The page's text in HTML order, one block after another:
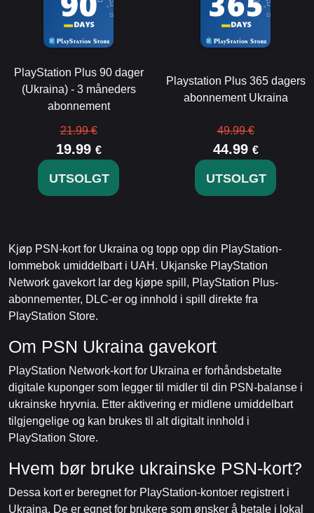
PlayStation Plus 90 dager
(Ukraina) - 3 måneders
abonnement
21.99 €
19.99 €
UTSOLGT
Playstation Plus 365 dagers
abonnement Ukraina
49.99 €
44.99 €
UTSOLGT
Kjøp PSN-kort for Ukraina og topp opp din PlayStation-
lommebok umiddelbart i UAH. Ukjanske PlayStation
Network gavekort lar deg kjøpe spill, PlayStation Plus-
abonnementer, DLC-er og innhold i spill direkte fra
PlayStation Store.
Om PSN Ukraina gavekort
PlayStation Network-kort for Ukraina er forhåndsbetalte
digitale kuponger som legger til midler til din PSN-balanse i
ukrainske hryvnia. Etter aktivering er midlene umiddelbart
tilgjengelige og kan brukes til alt digitalt innhold i
PlayStation Store.
Hvem bør bruke ukrainske PSN-kort?
Dessa kort er beregnet for PlayStation-kontoer registrert i
Ukraina. De er egnet for brukere som ønsker å betale i lokal